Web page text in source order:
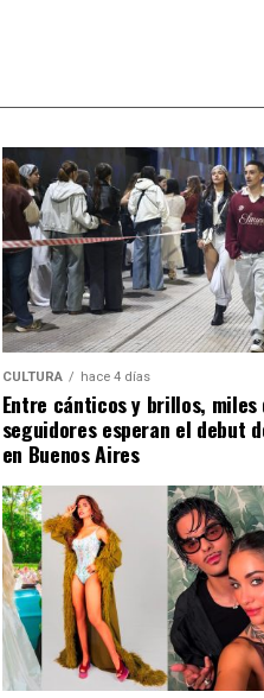
CULTURA hace 4 días
Entre cánticos y brillos, miles
seguidores esperan el debut
en Buenos Aires